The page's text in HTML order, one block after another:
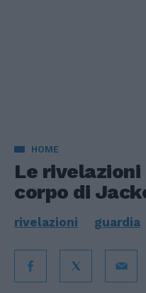
HOME
Le
corpo di
rivelazioni guardia